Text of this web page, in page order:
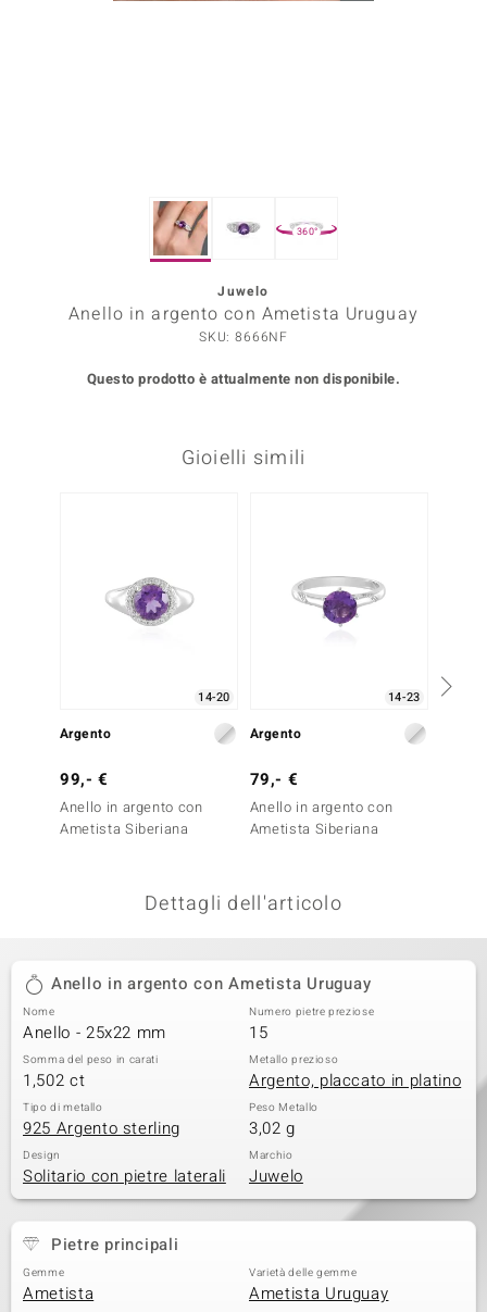
360°
Juwelo
Anello in argento con Ametista Uruguay
SKU: 8666NF
Questo prodotto è attualmente non disponibile.
Gioielli simili
14-20
Argento
99,- €
Anello in argento con
Ametista Siberiana
14-23
Argento
79,- €
Anello in argento con
Ametista Siberiana
Dettagli dell'articolo
Anello in argento con Ametista Uruguay
Nome
Anello - 25x22 mm
Numero pietre preziose
15
Somma del peso in carati
1,502 ct
Metallo prezioso
Argento, placcato in platino
Tipo di metallo
925 Argento sterling
Peso Metallo
3,02 g
Design
Solitario con pietre laterali
Marchio
Juwelo
Pietre principali
Gemme
Ametista
Varietà delle gemme
Ametista Uruguay